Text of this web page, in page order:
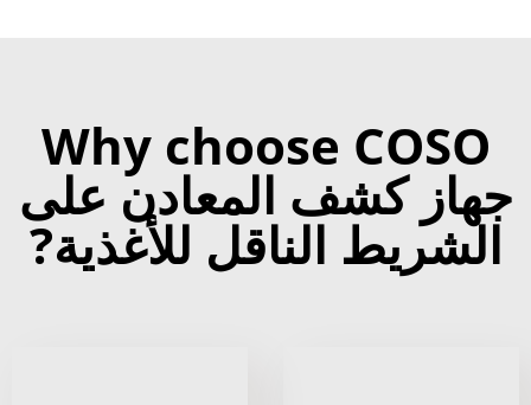
Why choose COSO
جهاز كشف المعادن على
الشريط الناقل للأغذية?